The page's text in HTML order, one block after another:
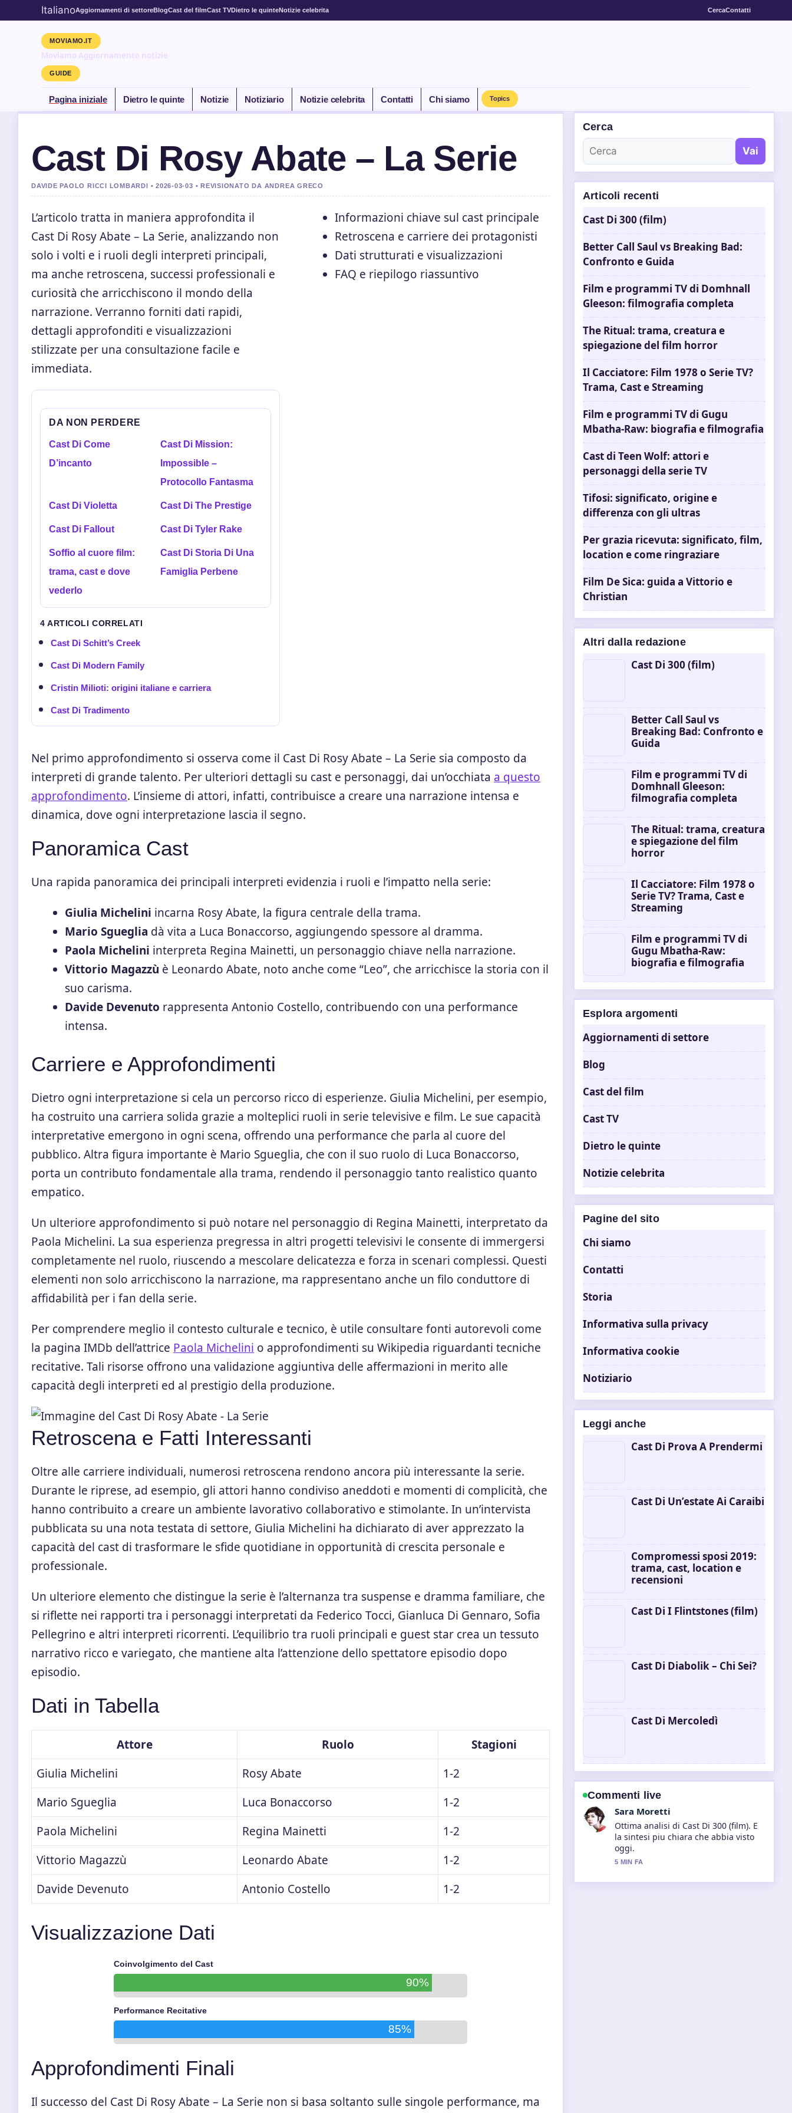
ItalianoAggiornamenti di settoreBlogCast del filmCast TVDietro le quinteNotizie celebrita CercaContatti
MOVIAMO.IT
Moviamo Aggiornamento notizie
GUIDE
Pagina iniziale Dietro le quinte Notizie Notiziario Notizie celebrita Contatti Chi siamo Topics
Cast Di Rosy Abate – La Serie
DAVIDE PAOLO RICCI LOMBARDI • 2026-03-03 • REVISIONATO DA ANDREA GRECO
L’articolo tratta in maniera approfondita il
Cast Di Rosy Abate – La Serie, analizzando non
solo i volti e i ruoli degli interpreti principali,
ma anche retroscena, successi professionali e
curiosità che arricchiscono il mondo della
narrazione. Verranno forniti dati rapidi,
dettagli approfonditi e visualizzazioni
stilizzate per una consultazione facile e
immediata.
DA NON PERDERE
Cast Di Come
D’incanto
Cast Di Mission:
Impossible –
Protocollo Fantasma
Cast Di Violetta Cast Di The Prestige
Cast Di Fallout Cast Di Tyler Rake
Soffio al cuore film:
trama, cast e dove
vederlo
Cast Di Storia Di Una
Famiglia Perbene
4 ARTICOLI CORRELATI
Cast Di Schitt’s Creek
Cast Di Modern Family
Cristin Milioti: origini italiane e carriera
Cast Di Tradimento
Informazioni chiave sul cast principale
Retroscena e carriere dei protagonisti
Dati strutturati e visualizzazioni
FAQ e riepilogo riassuntivo
Nel primo approfondimento si osserva come il Cast Di Rosy Abate – La Serie sia composto da
interpreti di grande talento. Per ulteriori dettagli su cast e personaggi, dai un’occhiata a questo
approfondimento. L’insieme di attori, infatti, contribuisce a creare una narrazione intensa e
dinamica, dove ogni interpretazione lascia il segno.
Panoramica Cast
Una rapida panoramica dei principali interpreti evidenzia i ruoli e l’impatto nella serie:
Giulia Michelini incarna Rosy Abate, la figura centrale della trama.
Mario Sgueglia dà vita a Luca Bonaccorso, aggiungendo spessore al dramma.
Paola Michelini interpreta Regina Mainetti, un personaggio chiave nella narrazione.
Vittorio Magazzù è Leonardo Abate, noto anche come “Leo”, che arricchisce la storia con il
suo carisma.
Davide Devenuto rappresenta Antonio Costello, contribuendo con una performance
intensa.
Carriere e Approfondimenti
Dietro ogni interpretazione si cela un percorso ricco di esperienze. Giulia Michelini, per esempio,
ha costruito una carriera solida grazie a molteplici ruoli in serie televisive e film. Le sue capacità
interpretative emergono in ogni scena, offrendo una performance che parla al cuore del
pubblico. Altra figura importante è Mario Sgueglia, che con il suo ruolo di Luca Bonaccorso,
porta un contributo fondamentale alla trama, rendendo il personaggio tanto realistico quanto
empatico.
Un ulteriore approfondimento si può notare nel personaggio di Regina Mainetti, interpretato da
Paola Michelini. La sua esperienza pregressa in altri progetti televisivi le consente di immergersi
completamente nel ruolo, riuscendo a mescolare delicatezza e forza in scenari complessi. Questi
elementi non solo arricchiscono la narrazione, ma rappresentano anche un filo conduttore di
affidabilità per i fan della serie.
Per comprendere meglio il contesto culturale e tecnico, è utile consultare fonti autorevoli come
la pagina IMDb dell’attrice Paola Michelini o approfondimenti su Wikipedia riguardanti tecniche
recitative. Tali risorse offrono una validazione aggiuntiva delle affermazioni in merito alle
capacità degli interpreti ed al prestigio della produzione.
Retroscena e Fatti Interessanti
Oltre alle carriere individuali, numerosi retroscena rendono ancora più interessante la serie.
Durante le riprese, ad esempio, gli attori hanno condiviso aneddoti e momenti di complicità, che
hanno contribuito a creare un ambiente lavorativo collaborativo e stimolante. In un’intervista
pubblicata su una nota testata di settore, Giulia Michelini ha dichiarato di aver apprezzato la
capacità del cast di trasformare le sfide quotidiane in opportunità di crescita personale e
professionale.
Un ulteriore elemento che distingue la serie è l’alternanza tra suspense e dramma familiare, che
si riflette nei rapporti tra i personaggi interpretati da Federico Tocci, Gianluca Di Gennaro, Sofia
Pellegrino e altri interpreti ricorrenti. L’equilibrio tra ruoli principali e guest star crea un tessuto
narrativo ricco e variegato, che mantiene alta l’attenzione dello spettatore episodio dopo
episodio.
Dati in Tabella
Attore Ruolo
Stagioni
Giulia Michelini
Rosy Abate
1-2
Mario Sgueglia
Luca Bonaccorso
1-2
Paola Michelini
Regina Mainetti
1-2
Vittorio Magazzù
Leonardo Abate
1-2
Davide Devenuto
Antonio Costello 1-2
Visualizzazione Dati
Coinvolgimento del Cast
90%
Performance Recitative
85%
Approfondimenti Finali
Il successo del Cast Di Rosy Abate – La Serie non si basa soltanto sulle singole performance, ma
Cerca
Vai
Articoli recenti
Cast Di 300 (film)
Better Call Saul vs Breaking Bad:
Confronto e Guida
Film e programmi TV di Domhnall
Gleeson: filmografia completa
The Ritual: trama, creatura e
spiegazione del film horror
Il Cacciatore: Film 1978 o Serie TV?
Trama, Cast e Streaming
Film e programmi TV di Gugu
Mbatha-Raw: biografia e filmografia
Cast di Teen Wolf: attori e
personaggi della serie TV
Tifosi: significato, origine e
differenza con gli ultras
Per grazia ricevuta: significato, film,
location e come ringraziare
Film De Sica: guida a Vittorio e
Christian
Altri dalla redazione
Cast Di 300 (film)
Better Call Saul vs
Breaking Bad: Confronto e
Guida
Film e programmi TV di
Domhnall Gleeson:
filmografia completa
The Ritual: trama, creatura
e spiegazione del film
horror
Il Cacciatore: Film 1978 o
Serie TV? Trama, Cast e
Streaming
Film e programmi TV di
Gugu Mbatha-Raw:
biografia e filmografia
Esplora argomenti
Aggiornamenti di settore
Blog
Cast del film
Cast TV
Dietro le quinte
Notizie celebrita
Pagine del sito
Chi siamo
Contatti
Storia
Informativa sulla privacy
Informativa cookie
Notiziario
Leggi anche
Cast Di Prova A Prendermi
Cast Di Un’estate Ai Caraibi
Compromessi sposi 2019:
trama, cast, location e
recensioni
Cast Di I Flintstones (film)
Cast Di Diabolik – Chi Sei?
Cast Di Mercoledì
Commenti live
Giulia Rossi
Seguo da vicino Better Call Saul vs
Breaking Bad: Confronto... – apprezzo
il tono equilibrato di questa
copertura.